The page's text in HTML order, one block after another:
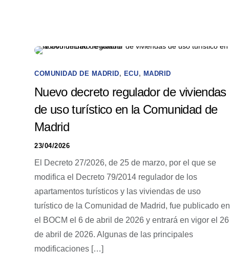
COMUNIDAD DE MADRID, ECU, MADRID
Nuevo decreto regulador de viviendas
de uso turístico en la Comunidad de
Madrid
23/04/2026
El Decreto 27/2026, de 25 de marzo, por el que se
modifica el Decreto 79/2014 regulador de los
apartamentos turísticos y las viviendas de uso
turístico de la Comunidad de Madrid, fue publicado en
el BOCM el 6 de abril de 2026 y entrará en vigor el 26
de abril de 2026. Algunas de las principales
modificaciones […]